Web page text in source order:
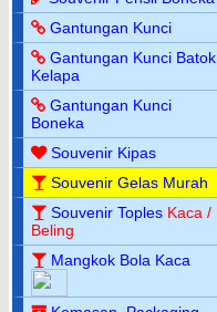
Gantungan Kunci
Gantungan Kunci Batok
Kelapa
Gantungan Kunci
Boneka
Souvenir Kipas
Souvenir Gelas Murah
Souvenir Toples Kaca /
Beling
Mangkok Bola Kaca